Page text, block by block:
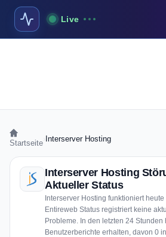
Live
Startseite Interserver Hosting
Interserver Hosting
Aktueller Status
Interserver Hosting funktioniert
Entireweb Status registriert keine
Probleme. In den letzten 24
Benutzerberichte erhalten, davon 0